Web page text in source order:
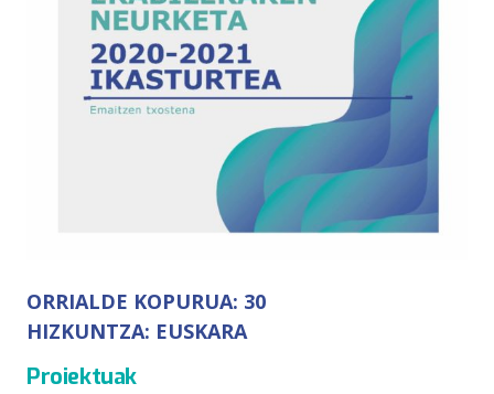
ORRIALDE KOPURUA: 30
HIZKUNTZA: EUSKARA
Proiektuak